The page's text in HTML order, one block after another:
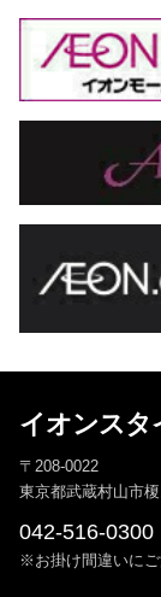
イオンスタ
〒208-0022
東京都武蔵村山市
042-516-0300
※お掛け間違いに